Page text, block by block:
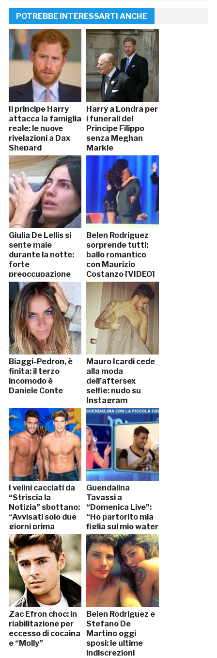
POTREBBE INTERESSARTI ANCHE
Il principe Harry
attacca la famiglia
reale: le nuove
rivelazioni a Dax
Shepard
Harry a Londra per
i funerali del
Principe Filippo
senza Meghan
Markle
Giulia De Lellis si
sente male
durante la notte:
forte
preoccupazione
nella casa del Gf
Belen Rodriguez
sorprende tutti:
ballo romantico
con Maurizio
Costanzo [VIDEO]
Biaggi-Pedron, è
finita: il terzo
incomodo è
Daniele Conte
Mauro Icardi cede
alla moda
dell’aftersex
selfie: nudo su
Instagram
I velini cacciati da
“Striscia la
Notizia” sbottano:
“Avvisati solo due
giorni prima
dell’addio”
Guendalina
Tavassi a
“Domenica Live”:
“Ho partorito mia
figlia sul mio water
leopardato”
Zac Efron choc: in
riabilitazione per
eccesso di cocaina
e “Molly”
Belen Rodriguez e
Stefano De
Martino oggi
sposi: le ultime
indiscrezioni